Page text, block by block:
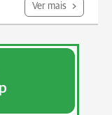
Ver mais